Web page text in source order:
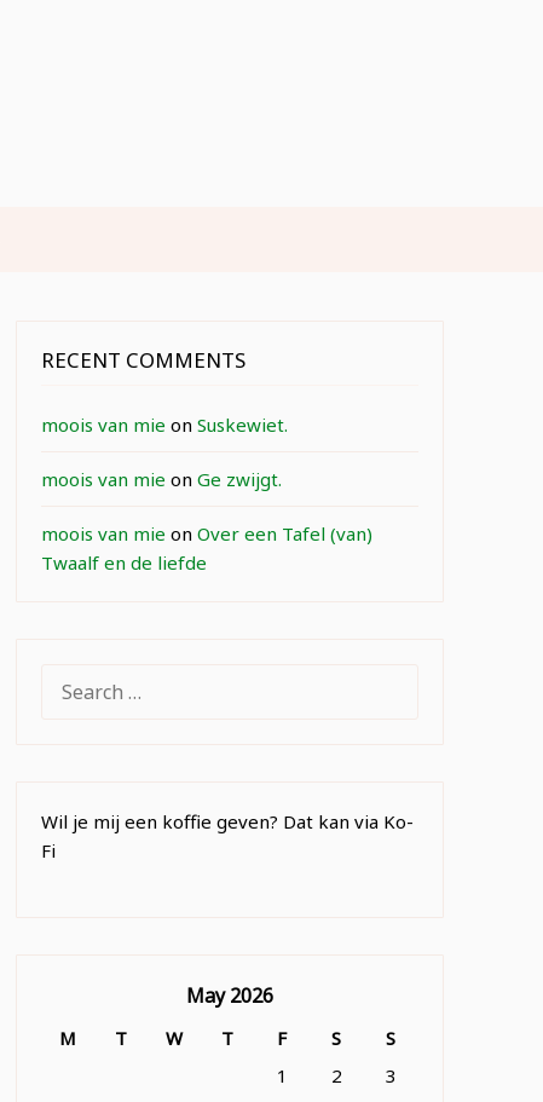
RECENT COMMENTS
moois van mie on Suskewiet.
moois van mie on Ge zwijgt.
moois van mie on Over een Tafel (van)
Twaalf en de liefde
FOR:
Wil je mij een koffie geven? Dat kan via Ko-
Fi
May 2026
M T W T F S
S
1
2
3